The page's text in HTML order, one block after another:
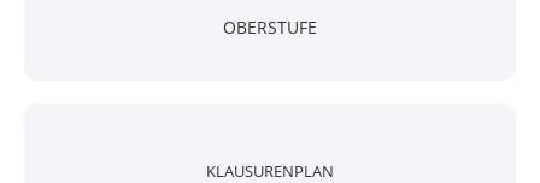
OBERSTUFE
KLAUSURENPLAN